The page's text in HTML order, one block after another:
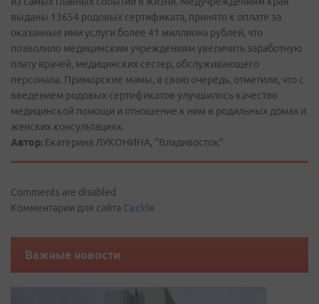
выданы 13654 родовых сертификата, принято к оплате за
оказанные ими услуги более 41 миллиона рублей, что
позволило медицинским учреждениям увеличить заработную
плату врачей, медицинских сестер, обслуживающего
персонала. Приморские мамы, в свою очередь, отметили, что с
введением родовых сертификатов улучшилось качество
медицинской помощи и отношение к ним в родильных домах и
женских консультациях.
Автор: Екатерина ЛУКОНИНА, "Владивосток"
Comments are disabled
Комментарии для сайта Cackle
Важные новости